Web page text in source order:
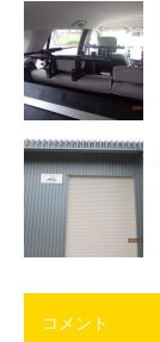
コメント